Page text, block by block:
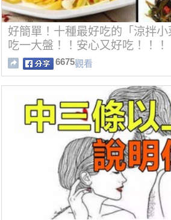
好簡單！十種最好吃的「涼拌
吃一大盤！！安心又好吃！！！
6675觀看